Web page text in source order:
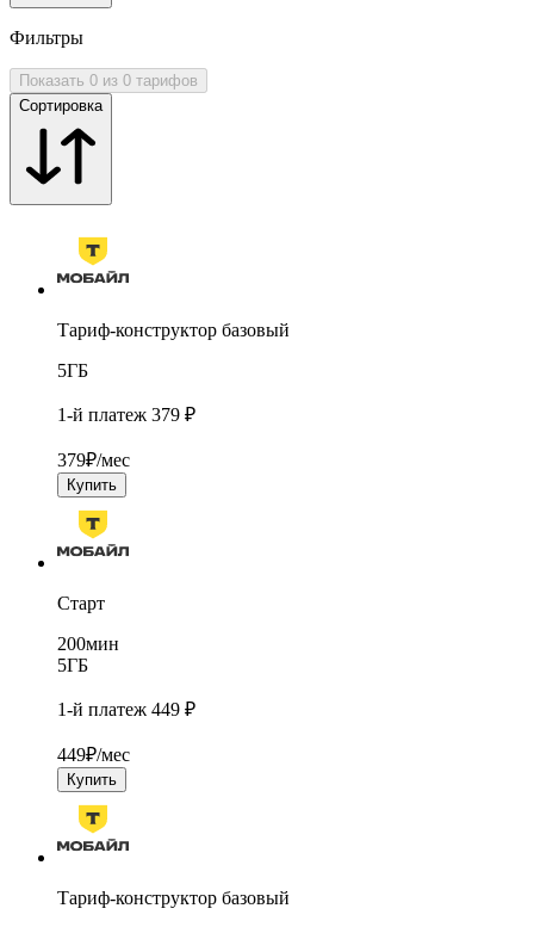
Фильтры
Показать 0 из 0 тарифов
Сортировка
Тариф-конструктор базовый
5ГБ
1-й платеж 379 ₽
379₽/мес
Купить
Старт
200мин
5ГБ
1-й платеж 449 ₽
449₽/мес
Купить
Тариф-конструктор базовый